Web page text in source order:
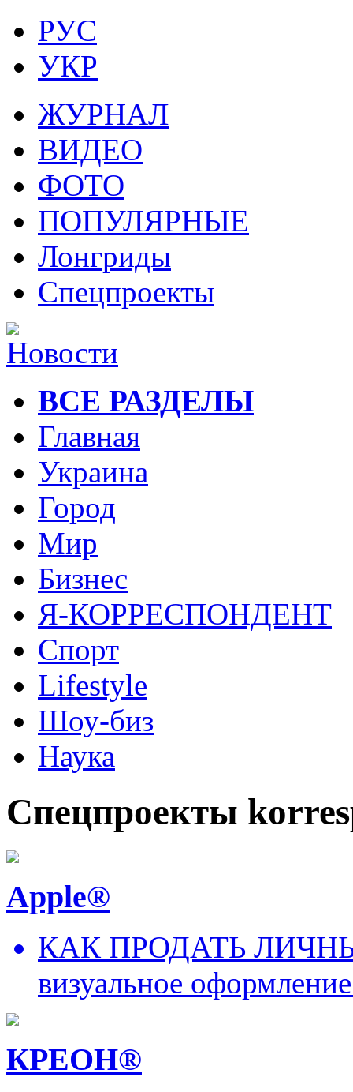
РУС
УКР
ЖУРНАЛ
ВИДЕО
ФОТО
ПОПУЛЯРНЫЕ
Лонгриды
Спецпроекты
ВСЕ РАЗДЕЛЫ
Главная
Украина
Город
Мир
Бизнес
Я-КОРРЕСПОНДЕНТ
Спорт
Lifestyle
Шоу-биз
Наука
Спецпроекты
Apple®
КАК ПРОДАТЬ
визуальное
КРЕОН®